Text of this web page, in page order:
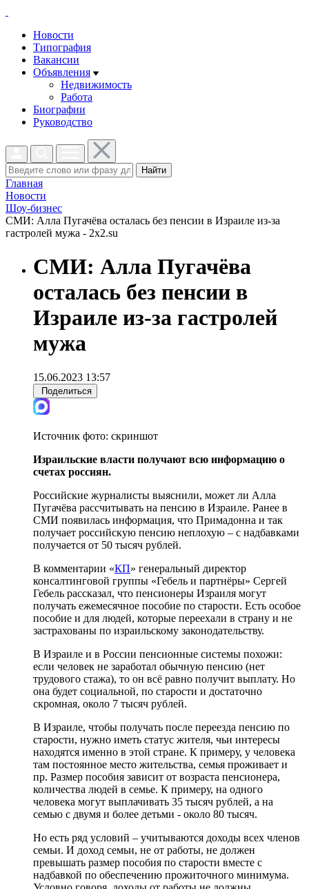
Новости
Типография
Вакансии
Объявления
Недвижимость
Работа
Биографии
Руководство
Найти
Главная
Новости
Шоу-бизнес
СМИ: Алла Пугачёва осталась без пенсии в Израиле из-за
гастролей мужа - 2x2.su
СМИ: Алла Пугачёва
осталась без пенсии в
Израиле из-за гастролей
мужа
15.06.2023 13:57
Поделиться
Источник фото: скриншот
Израильские власти получают всю информацию о
счетах россиян.
Российские журналисты выяснили, может ли Алла
Пугачёва рассчитывать на пенсию в Израиле. Ранее в
СМИ появилась информация, что Примадонна и так
получает российскую пенсию неплохую – с надбавками
получается от 50 тысяч рублей.
В комментарии «КП» генеральный директор
консалтинговой группы «Гебель и партнёры» Сергей
Гебель рассказал, что пенсионеры Израиля могут
получать ежемесячное пособие по старости. Есть особое
пособие и для людей, которые переехали в страну и не
застрахованы по израильскому законодательству.
В Израиле и в России пенсионные системы похожи:
если человек не заработал обычную пенсию (нет
трудового стажа), то он всё равно получит выплату. Но
она будет социальной, по старости и достаточно
скромная, около 7 тысяч рублей.
В Израиле, чтобы получать после переезда пенсию по
старости, нужно иметь статус жителя, чьи интересы
находятся именно в этой стране. К примеру, у человека
там постоянное место жительства, семья проживает и
пр. Размер пособия зависит от возраста пенсионера,
количества людей в семье. К примеру, на одного
человека могут выплачивать 35 тысяч рублей, а на
семью с двумя и более детьми - около 80 тысяч.
Но есть ряд условий – учитываются доходы всех членов
семьи. И доход семьи, не от работы, не должен
превышать размер пособия по старости вместе с
надбавкой по обеспечению прожиточного минимума.